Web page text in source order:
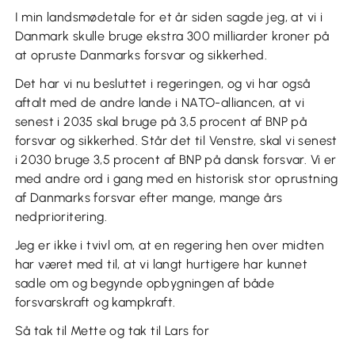
I min landsmødetale for et år siden sagde jeg, at vi i
Danmark skulle bruge ekstra 300 milliarder kroner på
at opruste Danmarks forsvar og sikkerhed.
Det har vi nu besluttet i regeringen, og vi har også
aftalt med de andre lande i NATO-alliancen, at vi
senest i 2035 skal bruge på 3,5 procent af BNP på
forsvar og sikkerhed. Står det til Venstre, skal vi senest
i 2030 bruge 3,5 procent af BNP på dansk forsvar. Vi er
med andre ord i gang med en historisk stor oprustning
af Danmarks forsvar efter mange, mange års
nedprioritering.
Jeg er ikke i tvivl om, at en regering hen over midten
har været med til, at vi langt hurtigere har kunnet
sadle om og begynde opbygningen af både
forsvarskraft og kampkraft.
Så tak til Mette og tak til Lars for